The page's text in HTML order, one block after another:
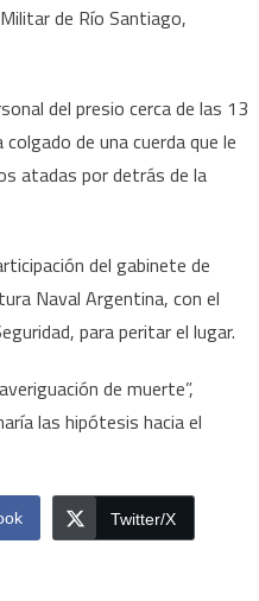
de Río Santiago,
del presio cerca de las 13
de una cuerda que le
atadas por detrás de la
del gabinete de
Naval Argentina, con el
para peritar el lugar.
de muerte”,
las hipótesis hacia el
Twitter/X